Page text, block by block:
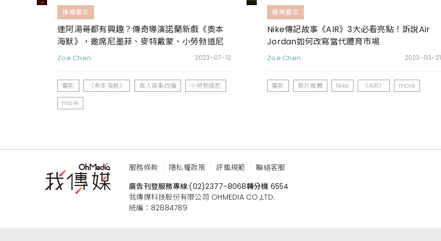
娛樂藝文
連阿湯哥都有興趣？傳奇導演諾蘭新戲《奧本
海默》，邀席尼墨菲、麥特戴蒙、小勞勃道尼
齊飆戲
Zoe Chen 2023-07-12
電影 《奧本海默》 真人真事改編
小勞勃道尼
more
娛樂藝文
Nike傳記故事《AIR》3大必看亮點！訴說Air
Jordan如何改寫當代體育市場
Zoe Chen 2023-03-21
電影 新片推薦 Nike 《AIR》 more
服務條款 隱私權政策 評鑑規範
聯絡客服
廣告刊登服務專線:(02)2377-8068轉分機 6554
我傳媒科技股份有限公司 OHMEDIA CO.,LTD.
統編：82884789